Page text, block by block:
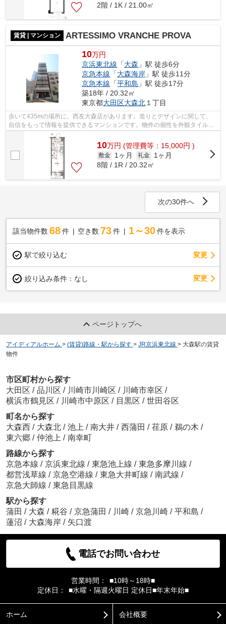
2階 / 1K / 21.00㎡
賃貸 | マンション ARTESSIMO VRANCHE PROVA
10万円
京浜東北線 「大森 」駅 徒歩6分
京急本線 「大森海岸 」駅 徒歩11分
京急本線 「平和島 」駅 徒歩17分
築18年 / 20.32㎡
東京都大田区大森北 １丁目
歩いて435mの場所に、西友大森店があります。造りとデザインに関して、
自信をもって情報を提供できるマンションです。物件の個性を外観タイル張
りなら引き出すことができます。陽当た...
10万円 (管理費等：15,000円 )
敷金 1ヶ月 礼金
1ヶ月
8階 / 1R / 20.32㎡
次の30件へ
該当物件数 68件 空き数 73 件 1～30 件を表示
駅で絞り込む 変更
絞り込み条件： なし 変更
ページトップへ
アイディアルホーム > (賃貸)路線・駅から探す > JR京浜東北線 > 大森駅の賃貸
物件
市区町村から探す
大田区 / 品川区 / 川崎市川崎区 / 川崎市幸区 /
横浜市鶴見区 / 川崎市中原区 / 目黒区 / 世田谷区
町名から探す
大森西 / 大森北 / 池上 / 南大井 / 西蒲田 / 荏原 / 鵜の木 /
東六郷 / 仲池上 / 南幸町
路線から探す
京急本線 / 京浜東北線 / 東急池上線 / 東急多摩川線 /
都営浅草線 / 京急空港線 / 東急大井町線 / 南武線 /
京急大師線 / 東急目黒線
駅から探す
蒲田 / 大森 / 糀谷 / 京急蒲田 / 川崎 / 京急川崎 / 平和島 /
蓮沼 / 大森海岸 / 矢口渡
電話でお問い合わせ
営業時間：
■10時～18時■
定休日：
■水曜・隔週火曜日 定休日■年末年始■
ホーム 会社概要